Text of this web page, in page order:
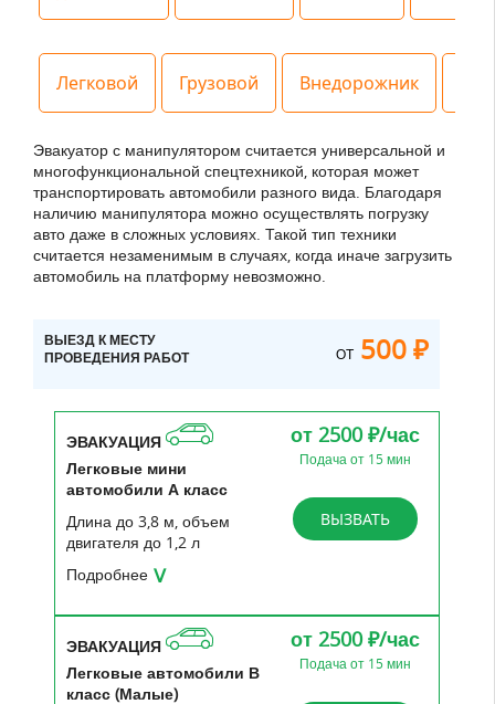
Легковой Грузовой Внедорожник
Эвакуатор с манипулятором считается универсальной и
многофункциональной спецтехникой, которая может
транспортировать автомобили разного вида. Благодаря
наличию манипулятора можно осуществлять погрузку
авто даже в сложных условиях. Такой тип техники
считается незаменимым в случаях, когда иначе загрузить
автомобиль на платформу невозможно.
ВЫЕЗД К МЕСТУ
ПРОВЕДЕНИЯ РАБОТ
ОТ500 ₽
ЭВАКУАЦИЯ
Легковые мини
автомобили А класс
Длина до 3,8 м, объем
двигателя до 1,2 л
от 2500 ₽/час
Подача от 15 мин
ВЫЗВАТЬ
Подробнее
Подача
от 500 руб
Погрузка/Разгрузка
от 700 руб / 20
ЭВАКУАЦИЯ
Легковые автомобили В
класс (Малые)
от 2500 ₽/час
Подача от 15 мин